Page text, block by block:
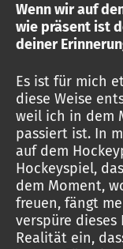
Wenn wir auf
wie präsent ist
deiner
Es ist für mich
diese Weise
weil ich in dem
passiert ist. In
auf dem
Hockeyspiel,
dem Moment,
freuen, fängt
verspüre
Realität ein,